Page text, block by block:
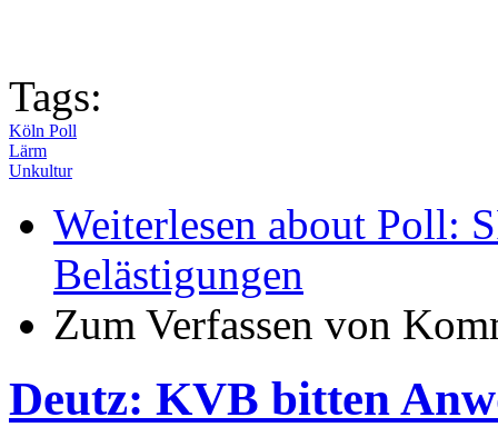
Tags:
Köln Poll
Lärm
Unkultur
Weiterlesen about Poll:
Belästigungen
Zum Verfassen von
Deutz: KVB bitten